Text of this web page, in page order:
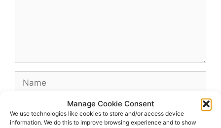
Manage Cookie Consent
We use technologies like cookies to store and/or access device
information. We do this to improve browsing experience and to show
Name